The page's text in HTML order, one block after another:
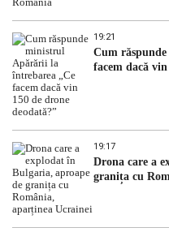
19:21
Cum
facem dacă
19:17
Drona care a
granița cu